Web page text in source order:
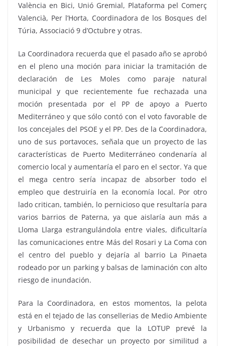
València en Bici, Unió Gremial, Plataforma pel Comerç
Valencià, Per l’Horta, Coordinadora de los Bosques del
Túria, Associació 9 d’Octubre y otras.
La Coordinadora recuerda que el pasado año se aprobó
en el pleno una moción para iniciar la tramitación de
declaración de Les Moles como paraje natural
municipal y que recientemente fue rechazada una
moción presentada por el PP de apoyo a Puerto
Mediterráneo y que sólo contó con el voto favorable de
los concejales del PSOE y el PP. Des de la Coordinadora,
uno de sus portavoces, señala que un proyecto de las
características de Puerto Mediterráneo condenaría al
comercio local y aumentaría el paro en el sector. Ya que
el mega centro sería incapaz de absorber todo el
empleo que destruiría en la economía local. Por otro
lado critican, también, lo pernicioso que resultaría para
varios barrios de Paterna, ya que aislaría aun más a
Lloma Llarga estrangulándola entre viales, dificultaría
las comunicaciones entre Más del Rosari y La Coma con
el centro del pueblo y dejaría al barrio La Pinaeta
rodeado por un parking y balsas de laminación con alto
riesgo de inundación.
Para la Coordinadora, en estos momentos, la pelota
está en el tejado de las consellerias de Medio Ambiente
y Urbanismo y recuerda que la LOTUP prevé la
posibilidad de desechar un proyecto por similitud a